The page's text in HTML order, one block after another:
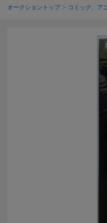
オークショントップ コミック、ア